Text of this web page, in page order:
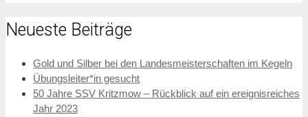
Neueste Beiträge
Gold und Silber bei den Landesmeisterschaften im Kegeln
Übungsleiter*in gesucht
50 Jahre SSV Kritzmow – Rückblick auf ein ereignisreiches
Jahr 2023